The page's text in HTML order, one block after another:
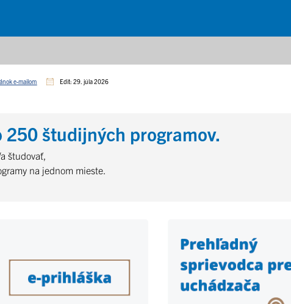
e-mailom Edit: 29. júla 2026
250 študijných programov.
študovať,
na jednom mieste.